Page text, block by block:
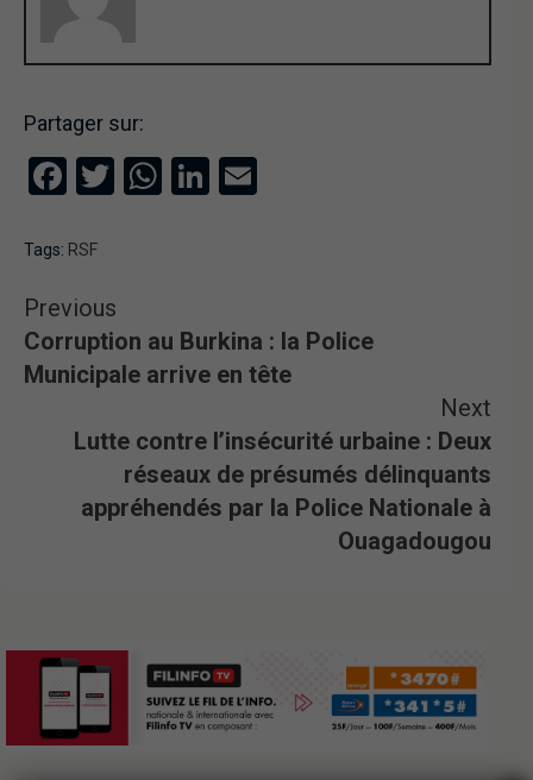
Partager sur:
Facebook
Twitter
WhatsApp
LinkedIn
Tags: RSF
Previous
Corruption au Burkina : la Police
Municipale arrive en tête
Next
Lutte contre l’insécurité urbaine : Deux
réseaux de présumés délinquants
appréhendés par la Police Nationale à
Ouagadougou